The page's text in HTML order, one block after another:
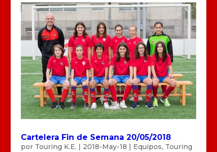
Cartelera Fin de Semana 20/05/2018
por Touring K.E. | 2018-May-18 | Equipos, Touring